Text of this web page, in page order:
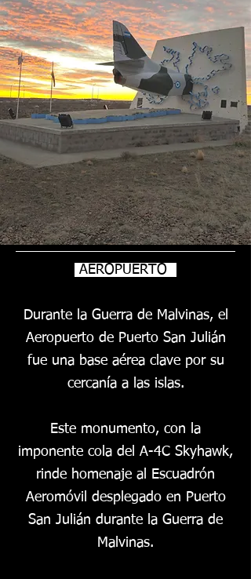
AEROPUERTO
Durante la Guerra de Malvinas, el
Aeropuerto de Puerto San Julián
fue una base aérea clave por su
cercanía a las islas.
Este monumento, con la
imponente cola del A-4C Skyhawk,
rinde homenaje al Escuadrón
Aeromóvil desplegado en Puerto
San Julián durante la Guerra de
Malvinas.